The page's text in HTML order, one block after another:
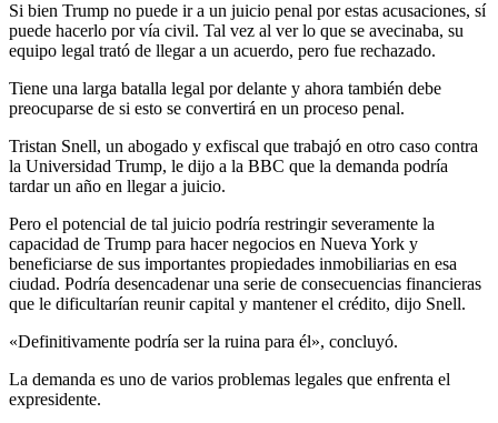
Si bien Trump no puede ir a un juicio penal por estas acusaciones, sí
puede hacerlo por vía civil. Tal vez al ver lo que se avecinaba, su
equipo legal trató de llegar a un acuerdo, pero fue rechazado.
Tiene una larga batalla legal por delante y ahora también debe
preocuparse de si esto se convertirá en un proceso penal.
Tristan Snell, un abogado y exfiscal que trabajó en otro caso contra
la Universidad Trump, le dijo a la BBC que la demanda podría
tardar un año en llegar a juicio.
Pero el potencial de tal juicio podría restringir severamente la
capacidad de Trump para hacer negocios en Nueva York y
beneficiarse de sus importantes propiedades inmobiliarias en esa
ciudad. Podría desencadenar una serie de consecuencias financieras
que le dificultarían reunir capital y mantener el crédito, dijo Snell.
«Definitivamente podría ser la ruina para él», concluyó.
La demanda es uno de varios problemas legales que enfrenta el
expresidente.